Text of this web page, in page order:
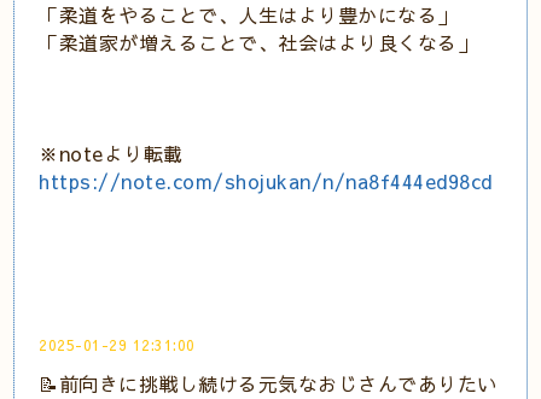
「柔道をやることで、人生はより豊かになる」
「柔道家が増えることで、社会はより良くなる」
※noteより転載
https://note.com/shojukan/n/na8f444ed98cd
2025-01-29 12:31:00
📝前向きに挑戦し続ける元気なおじさんでありたい